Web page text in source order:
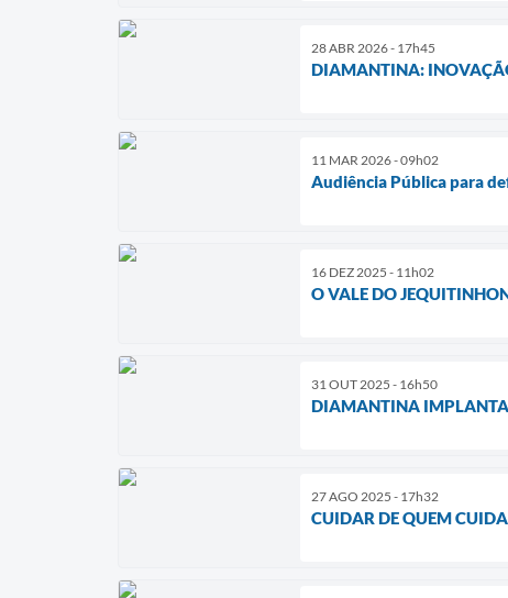
28 ABR 2026 - 17h45
DIAMANTINA:
11 MAR 2026 - 09h02
Audiência Pública para
16 DEZ 2025 - 11h02
O VALE DO
31 OUT 2025 - 16h50
DIAMANTINA IMPLANTA
27 AGO 2025 - 17h32
CUIDAR DE QUEM